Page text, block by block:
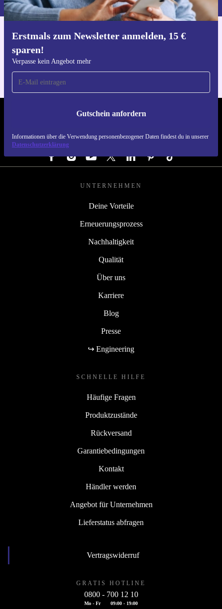
Erstmals zum Newsletter anmelden, 15 €
sparen!
Verpasse kein Angebot mehr
Gutschein anfordern
Informationen über die Verwendung personenbezogener Daten findest du in unserer
Datenschutzerklärung
Hol dir die refurbed-App
REFURBED DEUTSCHLAND - RETHINK NEW.
FOLGE UNS
UNTERNEHMEN
Deine Vorteile
Erneuerungsprozess
Nachhaltigkeit
Qualität
Über uns
Karriere
Blog
Presse
↪ Engineering
SCHNELLE HILFE
Häufige Fragen
Produktzustände
Rückversand
Garantiebedingungen
Kontakt
Händler werden
Angebot für Unternehmen
Lieferstatus abfragen
Vertragswiderruf
GRATIS HOTLINE
0800 - 700 12 10
Mo - Fr 09:00 - 19:00